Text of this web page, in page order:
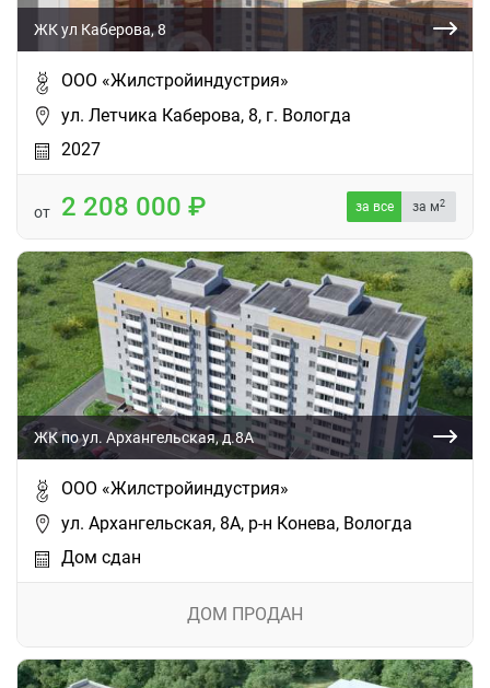
ЖК ул Каберова, 8
ООО «Жилстройиндустрия»
ул. Летчика Каберова, 8, г. Вологда
2027
от 2 208 000 за все за м2
ЖК по ул. Архангельская, д.8А
ООО «Жилстройиндустрия»
ул. Архангельская, 8А, р-н Конева, Вологда
Дом сдан
ДОМ ПРОДАН